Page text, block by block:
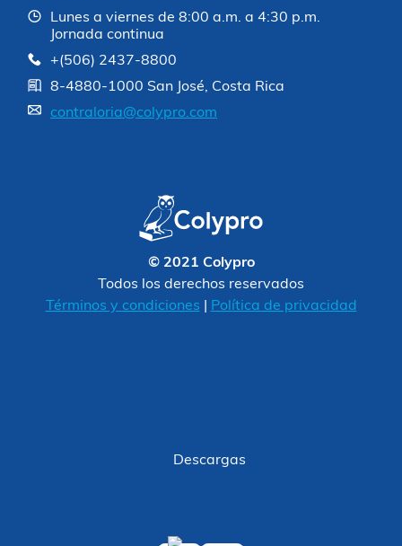
Lunes a viernes de 8:00 a.m. a 4:30 p.m.
Jornada continua
+(506) 2437-8800
8-4880-1000 San José, Costa Rica
contraloria@colypro.com
© 2021 Colypro
Todos los derechos reservados
Términos y condiciones
Política de privacidad
Descargas